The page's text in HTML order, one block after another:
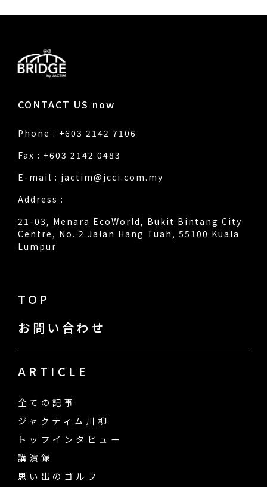
CONTACT US now
Phone : +603 2142 7106
Fax : +603 2142 0483
E-mail : jactim@jcci.com.my
Address :
21-03, Menara EcoWorld, Bukit Bintang City
Centre, No. 2 Jalan Hang Tuah, 55100 Kuala
Lumpur
TOP
お問い合わせ
ARTICLE
全ての記事
ジャクティム川柳
トップインタビュー
講演録
思い出のゴルフ